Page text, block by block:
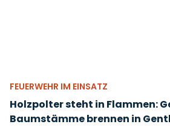
FEUERWEHR IM EINSATZ
Holzpolter steht in Flammen:
Baumstämme brennen in